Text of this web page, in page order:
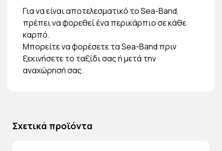
Για να είναι αποτελεσματικό το Sea-Band,
πρέπει να φορεθεί ένα περικάρπιο σε κάθε
καρπό.
Μπορείτε να φορέσετε τα Sea-Band πριν
ξεκινήσετε το ταξίδι σας ή μετά την
αναχώρησή σας.
Σχετικά προϊόντα